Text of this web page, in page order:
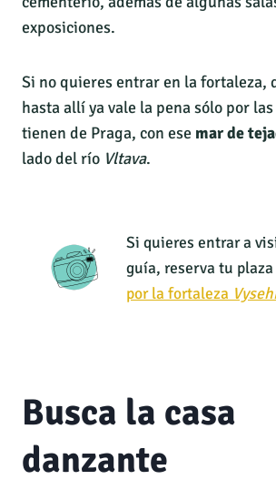
exposiciones.
Si no quieres entrar en la fortaleza,
hasta allí ya vale la pena sólo por
tienen de Praga, con ese mar de
lado del río Vltava.
Si quieres entrar a
guía, reserva tu
por la fortaleza
Busca la casa
danzante